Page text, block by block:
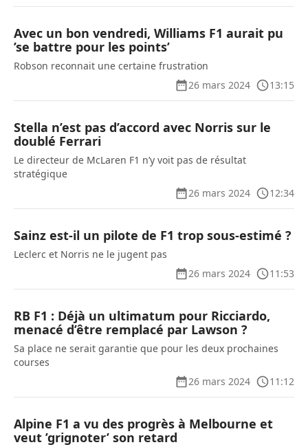
Avec un bon vendredi, Williams F1 aurait pu
’se battre pour les points’
Robson reconnait une certaine frustration
26 mars 2024
13:15
Stella n’est pas d’accord avec Norris sur le
doublé Ferrari
Le directeur de McLaren F1 n’y voit pas de résultat
stratégique
26 mars 2024
12:34
Sainz est-il un pilote de F1 trop sous-estimé ?
Leclerc et Norris ne le jugent pas
26 mars 2024
11:53
RB F1 : Déjà un ultimatum pour Ricciardo,
menacé d’être remplacé par Lawson ?
Sa place ne serait garantie que pour les deux prochaines
courses
26 mars 2024
11:12
Alpine F1 a vu des progrès à Melbourne et
veut ’grignoter’ son retard